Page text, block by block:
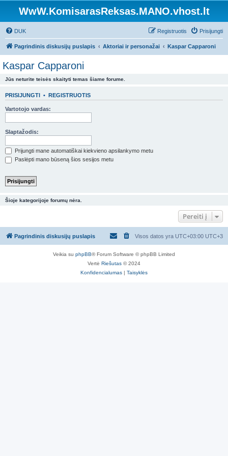
WwW.KomisarasReksas.MANO.vhost.lt
DUK Prisijungti
Registruotis
Pagrindinis diskusijų puslapis Aktoriai ir personažai Kaspar Capparoni
Kaspar Capparoni
Jūs neturite teisės skaityti temas šiame forume.
PRISIJUNGTI • REGISTRUOTIS
Vartotojo vardas:
Slaptažodis:
Prijungti mane automatiškai kiekvieno apsilankymo metu
Paslėpti mano būseną šios sesijos metu
Šioje kategorijoje forumų nėra.
Pereiti į
Pagrindinis diskusijų puslapis Visos datos yra UTC+03:00 UTC+3
Veikia su phpBB® Forum Software © phpBB Limited
Vertė Riešutas © 2024
Konfidencialumas | Taisyklės